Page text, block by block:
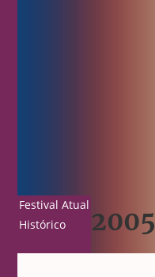
Festival Atual
Histórico
2005